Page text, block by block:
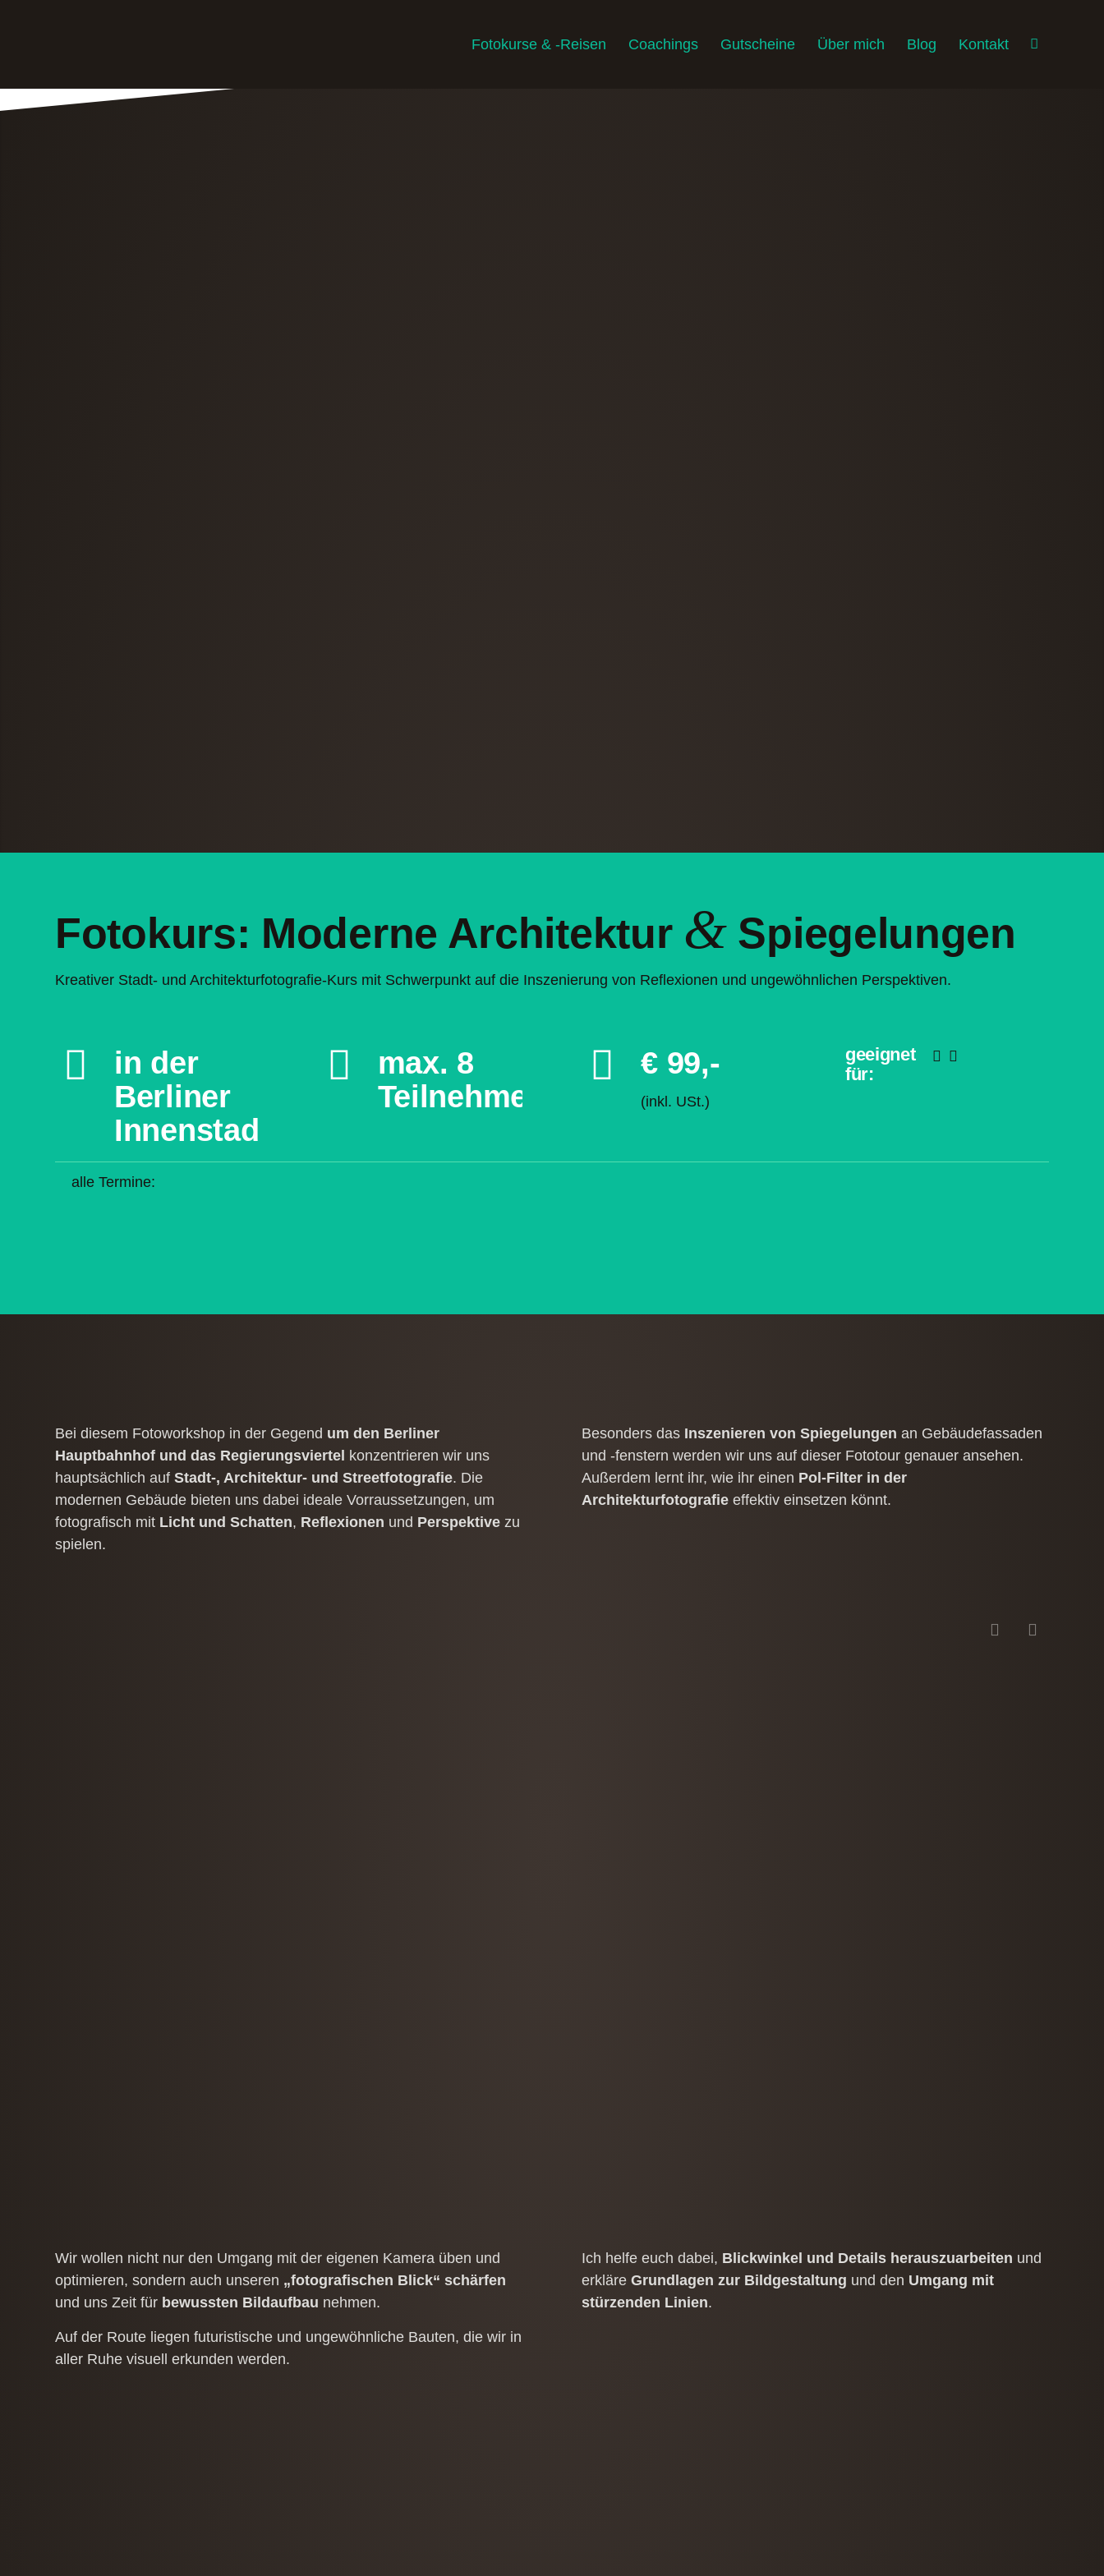
Fotokurse & -Reisen Coachings Gutscheine Über mich Blog Kontakt
Fotokurs: Moderne Architektur &Spiegelungen
Kreativer Stadt- und Architekturfotografie-Kurs mit Schwerpunkt auf die Inszenierung von Reflexionen und ungewöhnlichen Perspektiven.
in der
Berliner
Innenstadt
max. 8
Teilnehmer
€ 99,-
(inkl. USt.)
geeignet
für:
alle Termine:
Bei diesem Fotoworkshop in der Gegend um den Berliner
Hauptbahnhof und das Regierungsviertel konzentrieren wir uns
hauptsächlich auf Stadt-​,​ Architektur- und Streetfotografie. Die
modernen Gebäude bieten uns dabei ideale Vorraussetzungen​,​ um
fotografisch mit Licht und Schatten​,​ Reflexionen und Perspektive zu
spielen.
Besonders das Inszenieren von Spiegelungen an Gebäudefassaden
und -fenstern werden wir uns auf dieser Fototour genauer ansehen.
Außerdem lernt ihr​,​ wie ihr einen Pol-Filter in der
Architekturfotografie effektiv einsetzen könnt.
Wir wollen nicht nur den Umgang mit der eigenen Kamera üben und
optimieren​​,​​ sondern auch unseren „fotografischen Blick“ schärfen
und uns Zeit für bewussten Bildaufbau nehmen.
Auf der Route liegen futuristische und ungewöhnliche Bauten, die wir in
aller Ruhe visuell erkunden werden.
Ich helfe euch dabei, Blickwinkel und Details herauszuarbeiten und
erkläreGrundlagen zur Bildgestaltung und den Umgang mit
stürzenden Linien.